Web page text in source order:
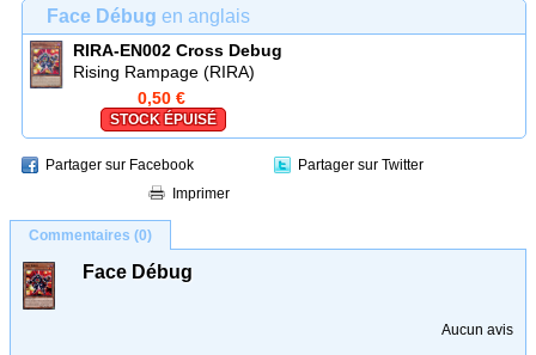
Face Débug en anglais
RIRA-EN002 Cross Debug
Rising Rampage (RIRA)
0,50 €
STOCK ÉPUISÉ
Partager sur Facebook
Partager sur Twitter
Imprimer
Commentaires (0)
Face Débug
Aucun avis